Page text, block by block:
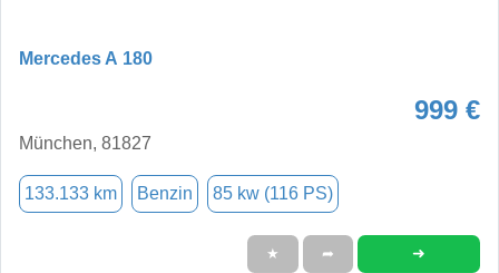
Mercedes A 180
999 €
München, 81827
133.133 km Benzin 85 kw (116 PS)
★ ➦ ➜